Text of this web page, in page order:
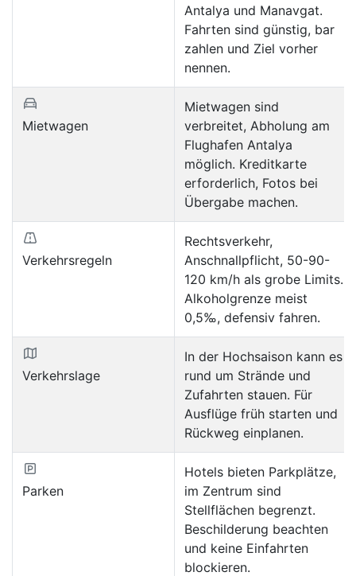
Antalya und Manavgat.
Fahrten sind günstig, bar
zahlen und Ziel vorher
nennen.
Mietwagen
Mietwagen sind
verbreitet, Abholung am
Flughafen Antalya
möglich. Kreditkarte
erforderlich, Fotos bei
Übergabe machen.
Verkehrsregeln
Rechtsverkehr,
Anschnallpflicht, 50-90-
120 km/h als grobe Limits.
Alkoholgrenze meist
0,5‰, defensiv fahren.
Verkehrslage
In der Hochsaison kann es
rund um Strände und
Zufahrten stauen. Für
Ausflüge früh starten und
Rückweg einplanen.
Parken
Hotels bieten Parkplätze,
im Zentrum sind
Stellflächen begrenzt.
Beschilderung beachten
und keine Einfahrten
blockieren.